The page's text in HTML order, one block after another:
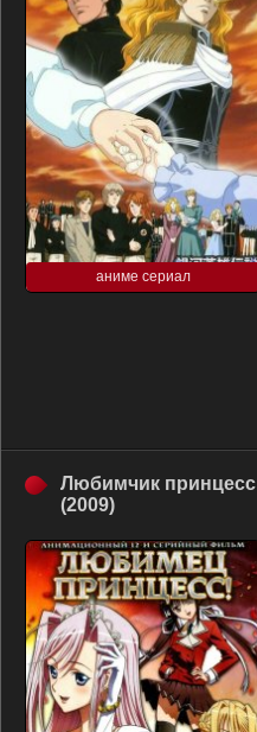
аниме сериал
Любимчик принцесс
(2009)